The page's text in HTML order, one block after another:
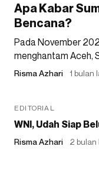
Apa Kabar
Bencana?
Pada November
menghantam Aceh,
Risma Azhari 1 bulan
EDITORIAL
WNI, Udah Siap
Risma Azhari 2 bulan